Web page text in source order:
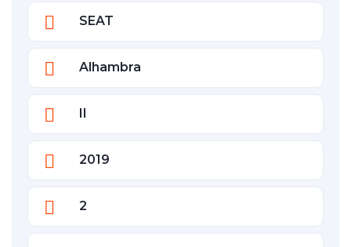
SEAT
Alhambra
II
2019
2